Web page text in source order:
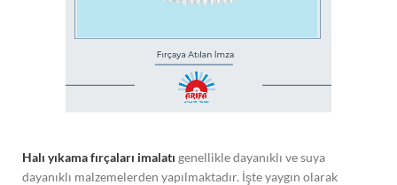
Halı yıkama fırçaları imalatı genellikle dayanıklı ve suya
dayanıklı malzemelerden yapılmaktadır. İşte yaygın olarak